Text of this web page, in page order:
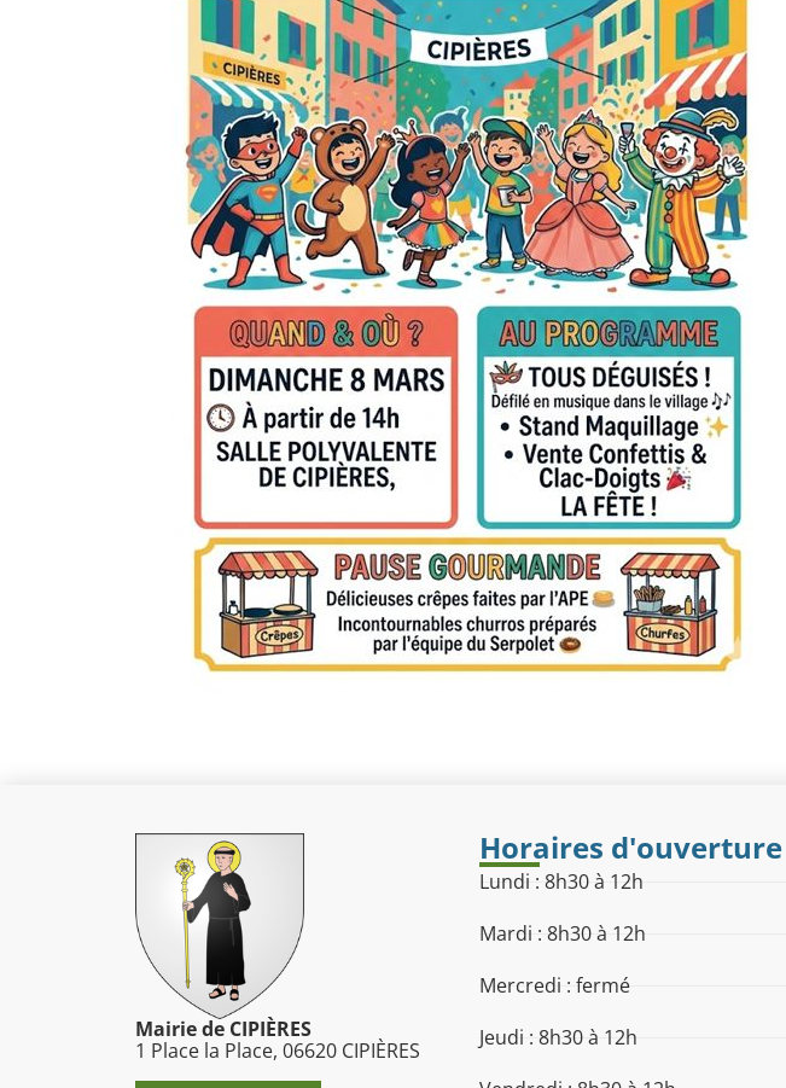
Mairie de CIPIÈRES
1 Place la Place, 06620 CIPIÈRES
Horaires d'ouverture
Lundi : 8h30 à 12h
Mardi : 8h30 à 12h
Mercredi : fermé
Jeudi : 8h30 à 12h